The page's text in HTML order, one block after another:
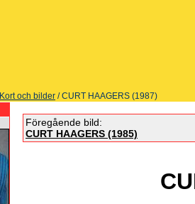
Kort och bilder / CURT HAAGERS (1987)
Föregående bild:
CURT HAAGERS (1985)